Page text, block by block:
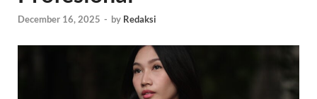
December 16, 2025 - by Redaksi